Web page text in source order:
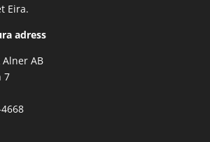
Eira.
adress
AB
7